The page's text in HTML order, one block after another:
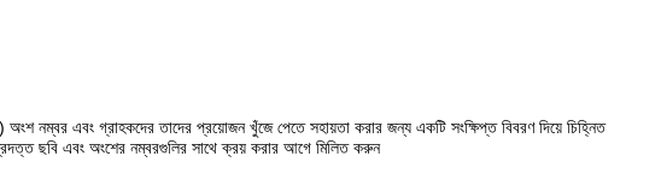
নম্বর এবং গ্রাহকদের তাদের প্রয়োজন খুঁজে পেতে সহায়তা করার জন্য একটি সংক্ষিপ্ত বিবরণ দিয়ে চিহ্নিত
ছবি এবং অংশের নম্বরগুলির সাথে ক্রয় করার আগে মিলিত করুন